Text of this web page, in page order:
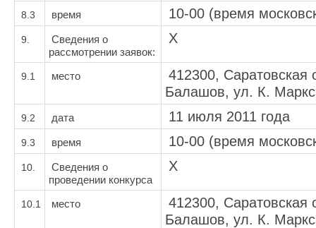
8.3 время 10-00 (время
9.
Сведения о
рассмотрении заявок:
Х
9.1 место
412300, Саратовская
Балашов, ул. К.
9.2 дата 11 июля 2011 года
9.3 время 10-00 (время
10.
Сведения о
проведении конкурса
Х
10.1 место
412300, Саратовская
Балашов, ул. К.